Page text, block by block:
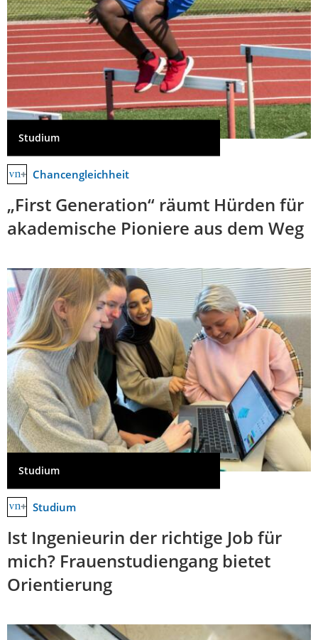
Studium
Chancengleichheit
„First Generation“ räumt Hürden für
akademische Pioniere aus dem Weg
Studium
Studium
Ist Ingenieurin der richtige Job für
mich? Frauenstudiengang bietet
Orientierung